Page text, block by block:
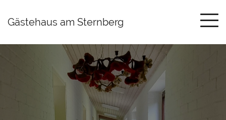
Gästehaus am Sternberg